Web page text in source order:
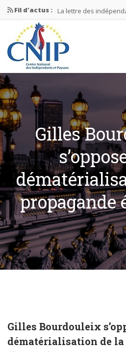
Fil d'actus : La lettre des
La lettre des
La lettre des
Mission nationale
Gilles
propagande
Gilles Bourdouleix
dématérialisation de la